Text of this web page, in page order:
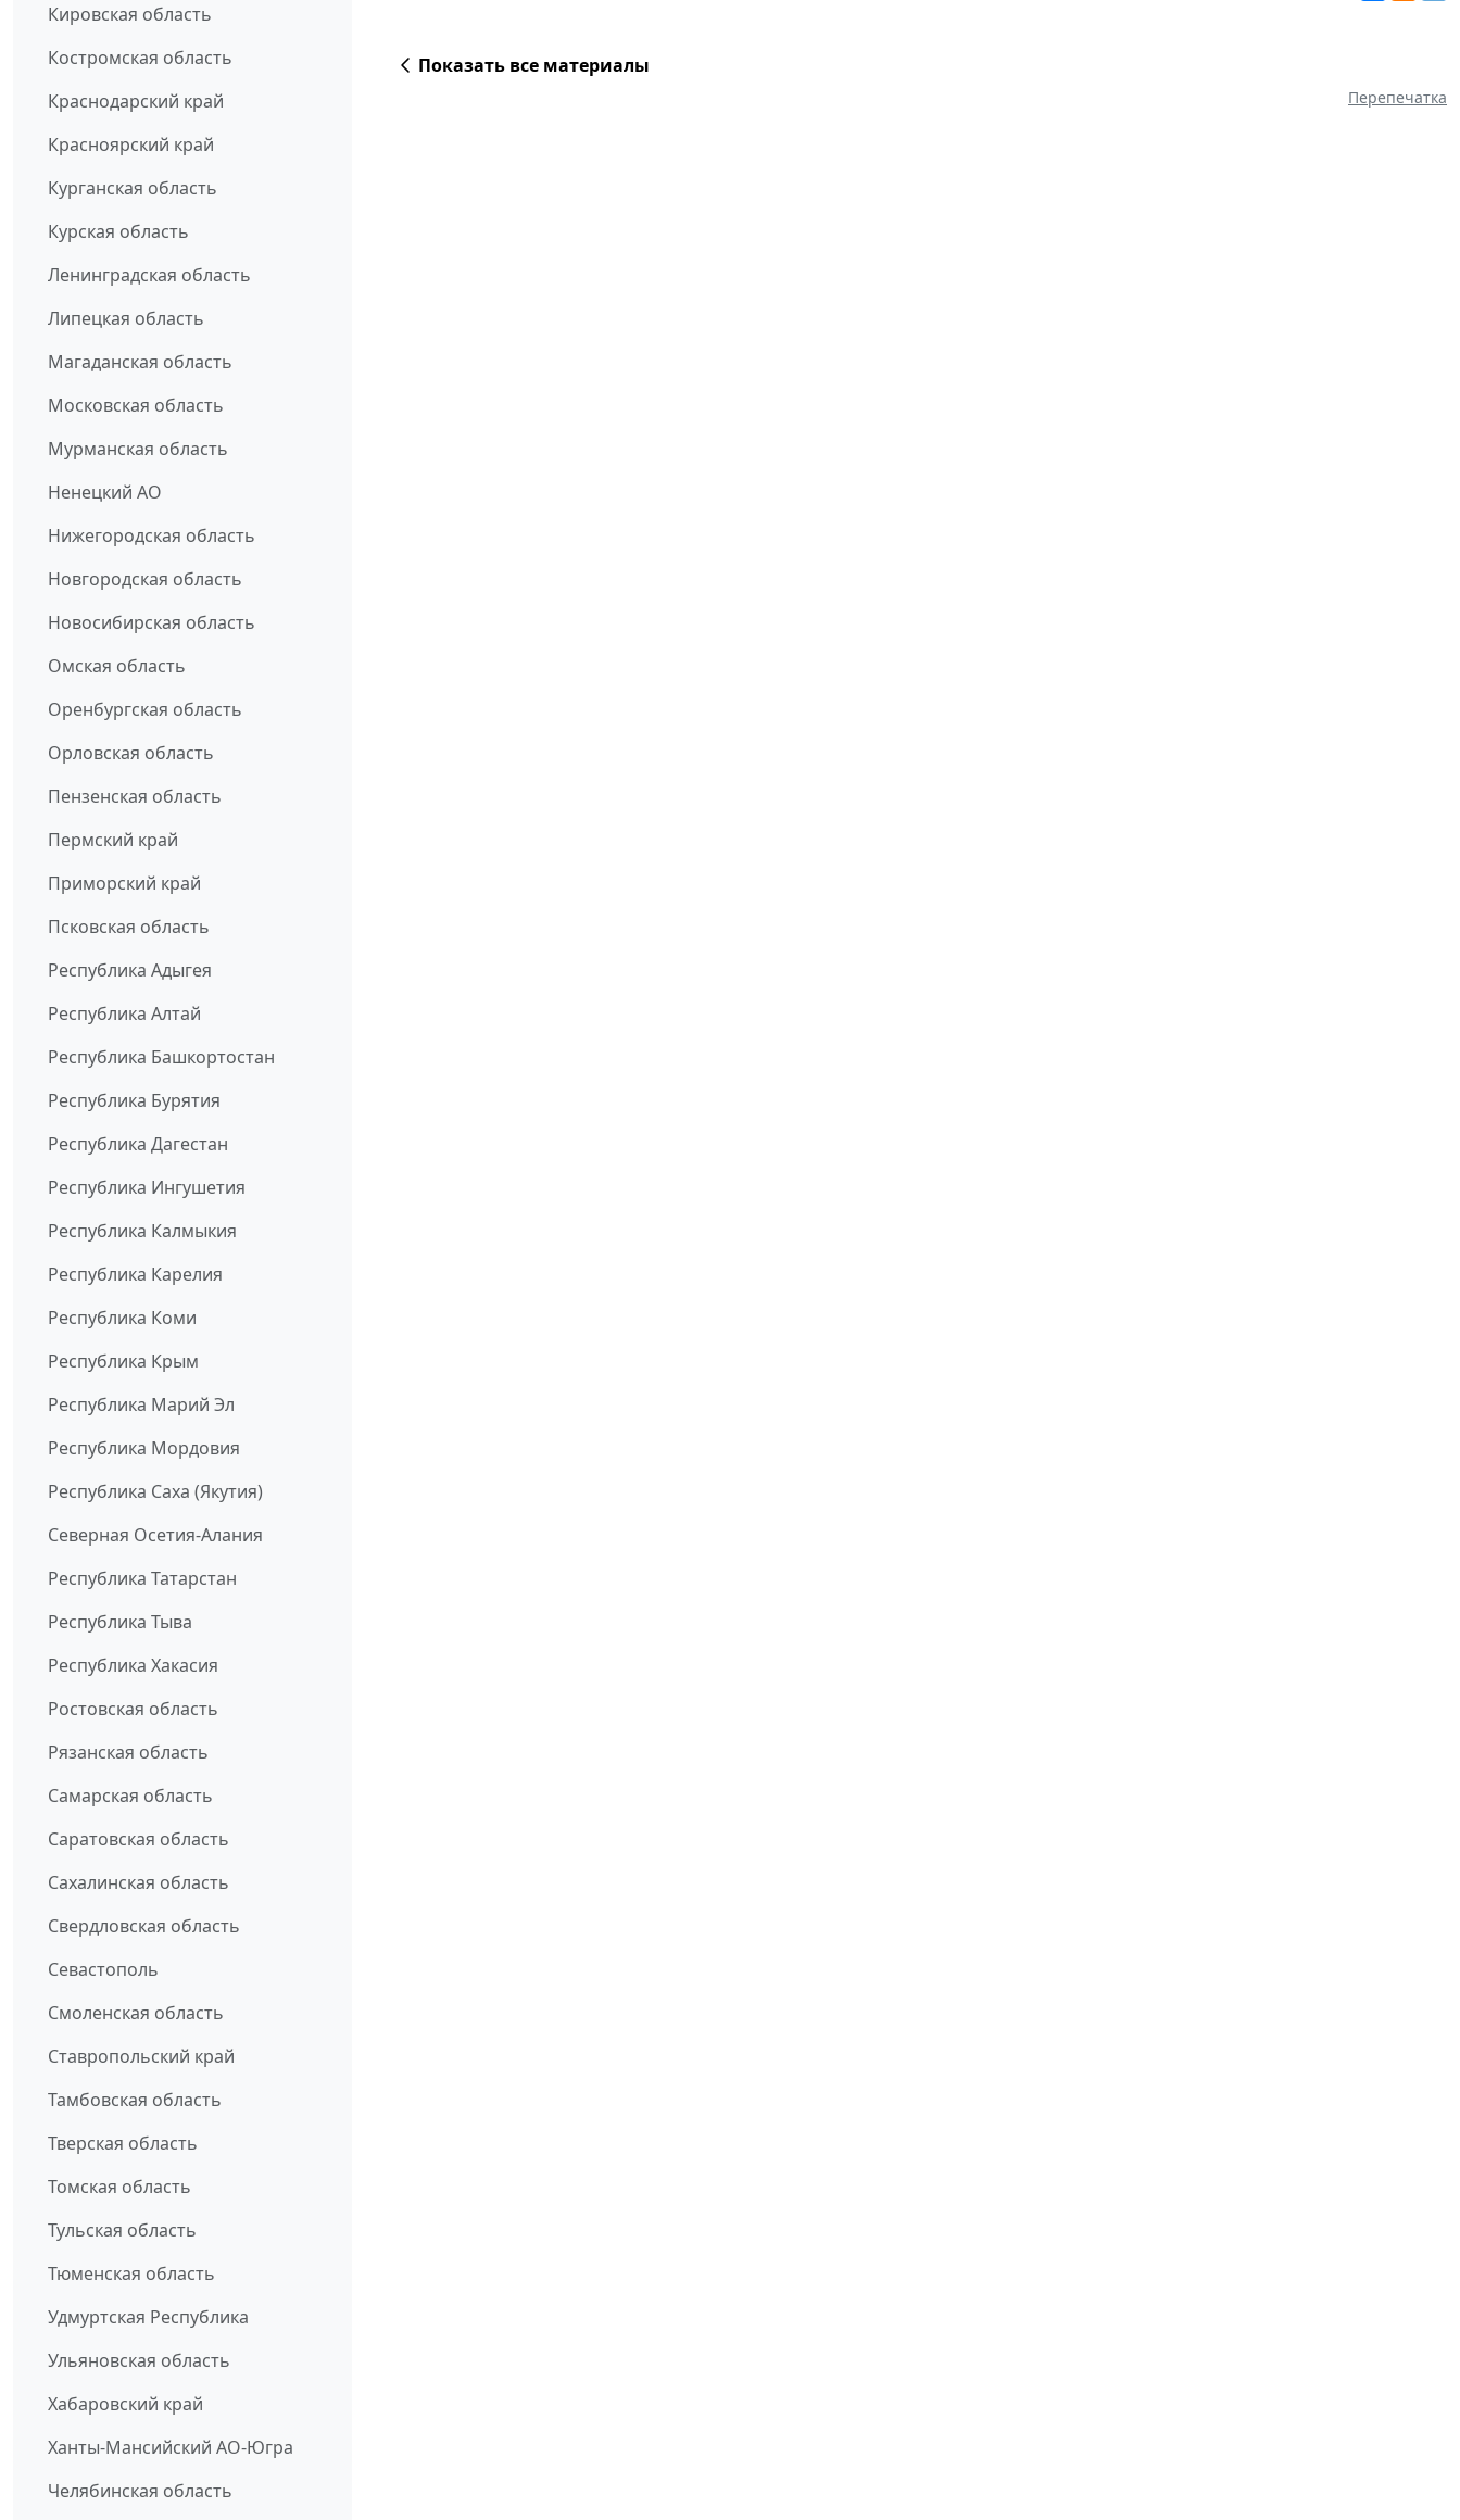
Кировская область
Костромская область
Краснодарский край
Красноярский край
Курганская область
Курская область
Ленинградская область
Липецкая область
Магаданская область
Московская область
Мурманская область
Ненецкий АО
Нижегородская область
Новгородская область
Новосибирская область
Омская область
Оренбургская область
Орловская область
Пензенская область
Пермский край
Приморский край
Псковская область
Республика Адыгея
Республика Алтай
Республика Башкортостан
Республика Бурятия
Республика Дагестан
Республика Ингушетия
Республика Калмыкия
Республика Карелия
Республика Коми
Республика Крым
Республика Марий Эл
Республика Мордовия
Республика Саха (Якутия)
Северная Осетия-Алания
Республика Татарстан
Республика Тыва
Республика Хакасия
Ростовская область
Рязанская область
Самарская область
Саратовская область
Сахалинская область
Свердловская область
Севастополь
Смоленская область
Ставропольский край
Тамбовская область
Тверская область
Томская область
Тульская область
Тюменская область
Удмуртская Республика
Ульяновская область
Хабаровский край
Ханты-Мансийский АО-Югра
Челябинская область
Показать все материалы
Перепечатка